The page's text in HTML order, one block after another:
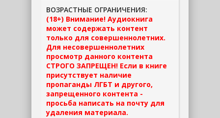
ВОЗРАСТНЫЕ ОГРАНИЧЕНИЯ:
(18+) Внимание! Аудиокнига
может содержать контент
только для совершеннолетних.
Для несовершеннолетних
просмотр данного контента
СТРОГО ЗАПРЕЩЕН! Если в книге
присутствует наличие
пропаганды ЛГБТ и другого,
запрещенного контента -
просьба написать на почту для
удаления материала.